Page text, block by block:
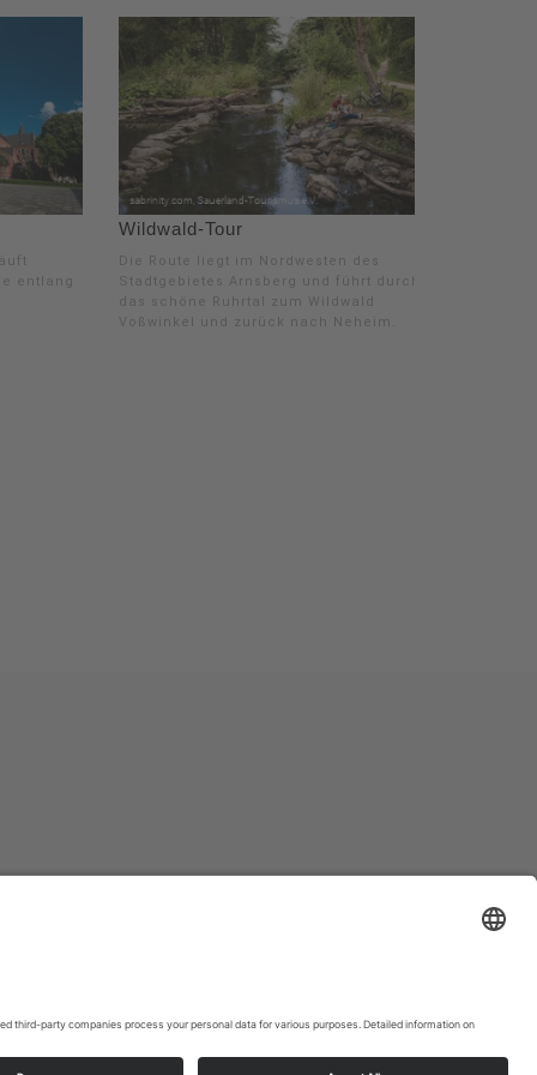
entlang
Wildwald-Tour
Die Route liegt im Nordwesten des
Stadtgebietes Arnsberg und führt durch
das schöne Ruhrtal zum Wildwald
Voßwinkel und zurück nach Neheim.